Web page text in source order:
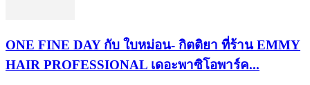
ONE FINE DAY กับ ใบหม่อน- กิตติยา ที่ร้าน EMMY
HAIR PROFESSIONAL เดอะพาซิโอพาร์ค...